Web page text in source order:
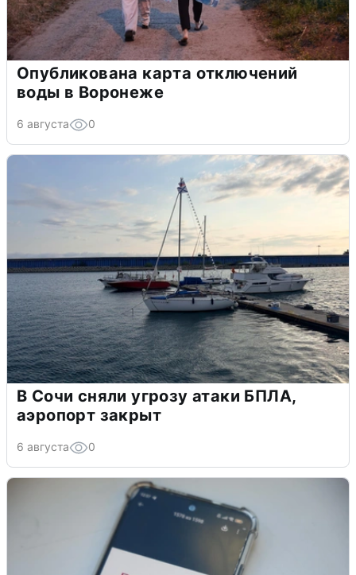
Опубликована карта отключений
воды в Воронеже
6 августа 0
В Сочи сняли угрозу атаки БПЛА,
аэропорт закрыт
6 августа 0